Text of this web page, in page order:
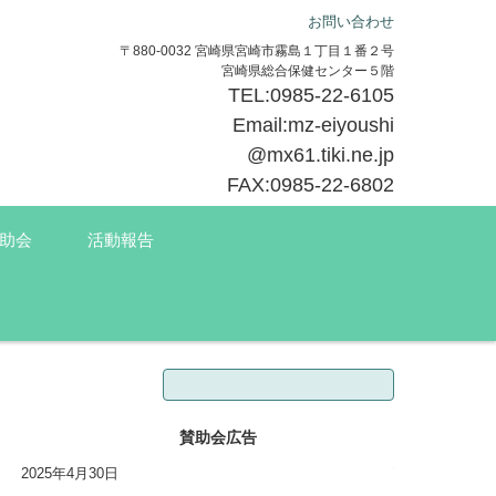
お問い合わせ
〒880-0032 宮崎県宮崎市霧島１丁目１番２号
宮崎県総合保健センター５階
TEL:0985-22-6105
Email:mz-eiyoushi
@mx61.tiki.ne.jp
FAX:0985-22-6802
会 活動報告
2025年4月30日
検索:
賛助会広告